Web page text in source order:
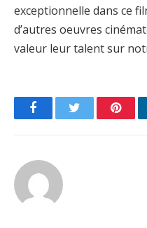
exceptionnelle dans ce
d’autres oeuvres
valeur leur talent sur
FacebookTwitter